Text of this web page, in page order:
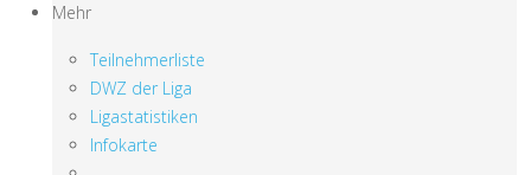
Mehr
Teilnehmerliste
DWZ der Liga
Ligastatistiken
Infokarte